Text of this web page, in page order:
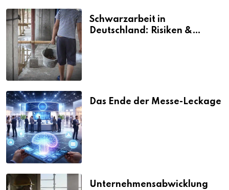
Schwarzarbeit in
Deutschland: Risiken &
Das Ende der Messe-Leckage
Unternehmensabwicklung